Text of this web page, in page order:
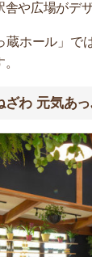
や広場がデ
蔵ホール」で
わ 元気あっ